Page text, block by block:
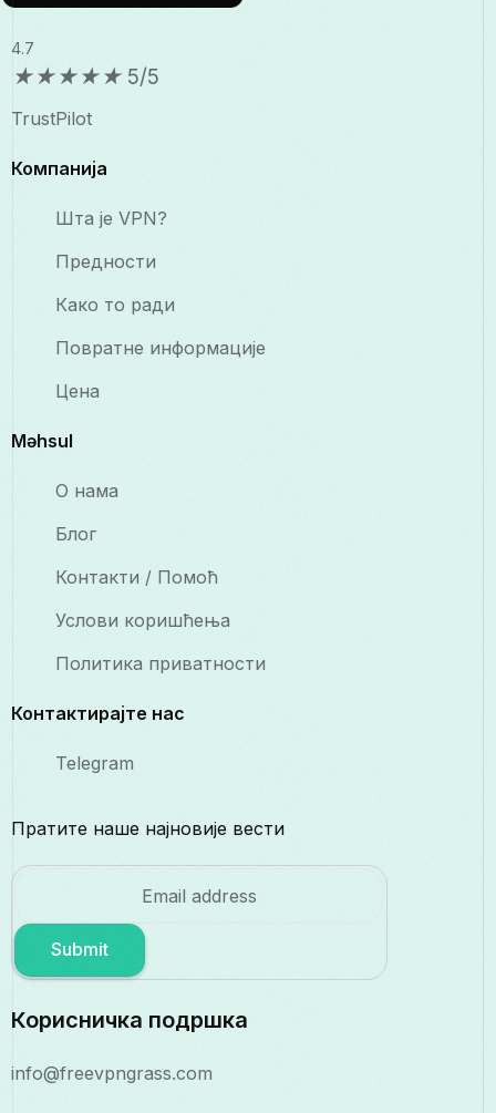
4.7
★★★★★ 5/5
TrustPilot
Компанија
Шта је VPN?
Предности
Како то ради
Повратне информације
Цена
Məhsul
О нама
Блог
Контакти / Помоћ
Услови коришћења
Политика приватности
Контактирајте нас
Telegram
Пратите наше најновије вести
Submit
Корисничка подршка
info@freevpngrass.com